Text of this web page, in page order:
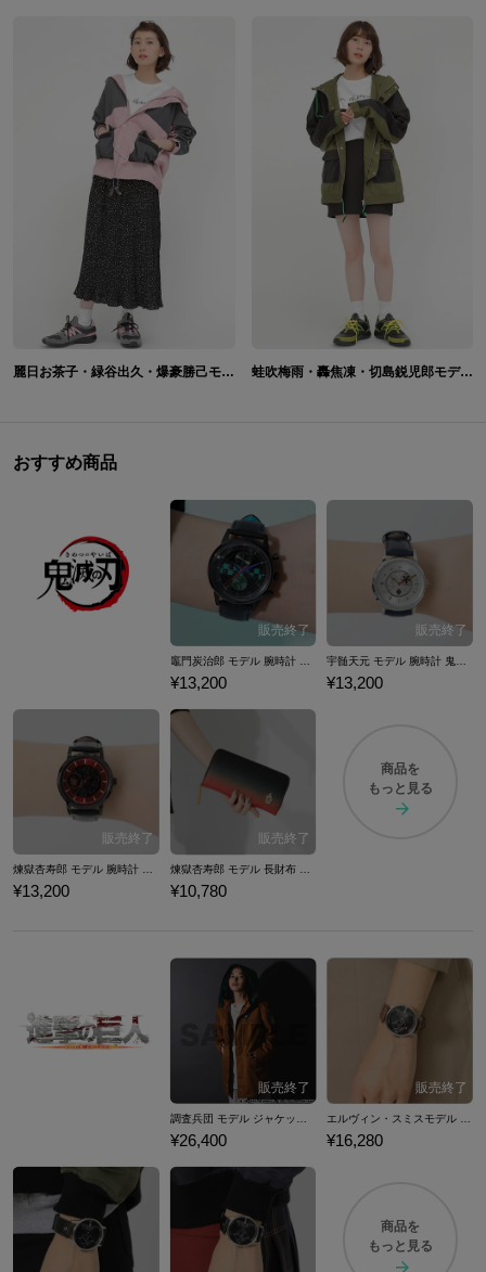
麗日お茶子・緑谷出久・爆豪勝己モデル マウンテンパーカー＆シューズ 僕のヒーローアカデミア 蛙吹梅雨・轟焦凍・切島鋭児郎モデル マウンテンパーカー＆シューズ 僕のヒーローアカデミア
おすすめ商品
¥13,200 ¥13,200
煉獄杏寿郎 モデル 腕時計 鬼滅の刃
¥13,200
煉獄杏寿郎 モデル 長財布 鬼滅の刃
¥10,780
商品を
もっと見る
¥26,400 ¥16,280
商品を
もっと見る